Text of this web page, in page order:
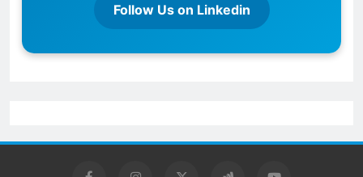
Follow Us on Linkedin